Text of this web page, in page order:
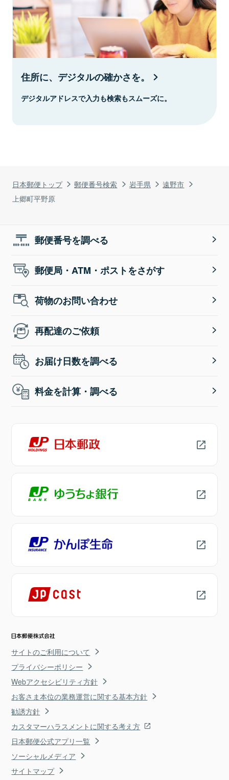
日本郵便トップ 郵便番号検索 岩手県
遠野市
上郷町平野原
住所に、デジタルの確かさを。
デジタルアドレスで入力も検索もスムーズに。
郵便番号を調べる
郵便局・ATM・ポストをさがす
荷物のお問い合わせ
再配達のご依頼
お届け日数を調べる
料金を計算・調べる
サイトのご利用について
プライバシーポリシー
Webアクセシビリティ方針
お客さま本位の業務運営に関する基本方針
勧誘方針
カスタマーハラスメントに関する考え方
日本郵便公式アプリ一覧
ソーシャルメディア
サイトマップ